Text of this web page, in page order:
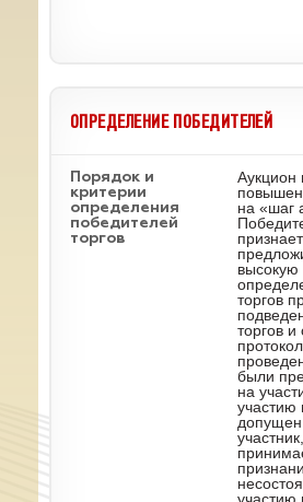
ОПРЕДЕЛЕНИЕ ПОБЕДИТЕЛЕЙ
Порядок и
критерии
определения
победителей
торгов
Аукцион
на «шаг
торгов
торгов
были
на
участию
допущен